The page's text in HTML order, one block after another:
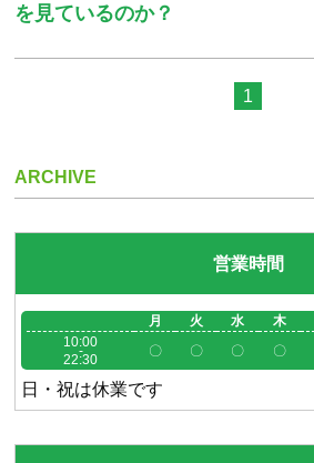
を見ているのか？
1
ARCHIVE
営業時間
月 火 水 木
10:00
-
22:30
〇 〇 〇 〇
日・祝は休業です